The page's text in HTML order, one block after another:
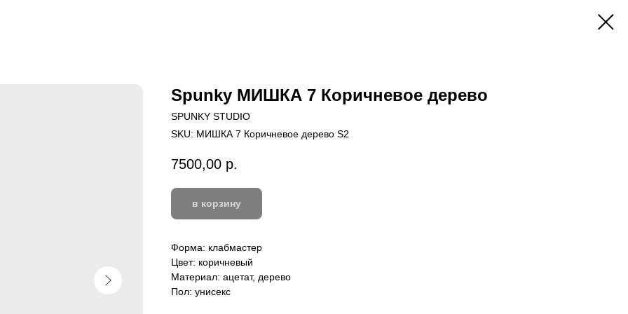
Spunky МИШКА 7 Коричневое дерево
SPUNKY STUDIO
SKU: МИШКА 7 Коричневое дерево S2
7500,00 р.
в корзину
Форма: клабмастер
Цвет: коричневый
Материал: ацетат, дерево
Пол: унисекс